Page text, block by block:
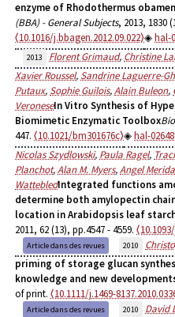
enzyme of Rhodothermus
(BBA) - General Subjects, 2013, 1830
⟨10.1016/j.bbagen.2012.09.022⟩
hal-
2013
Florent Grimaud, Christine
Xavier Roussel, Sandrine Laguerre-
Putaux, Sophie Guilois,Alain Buleon,
VeroneseIn Vitro Synthesis of
Biomimetic Enzymatic Toolbox
447. ⟨10.1021/bm301676c⟩ hal-
Nicolas Szydlowski, Paula Ragel,
Planchot,Alan M. Myers,Angel Merida
WattebledIntegrated functions
determine both amylopectin
location in Arabidopsis leaf
2011, 62 (13), pp.4547 - 4559.
Article dans des revues 2010
priming of storage glucan
knowledge and new
of print. ⟨10.1111/j.1469-
Article dans des revues 2010 David